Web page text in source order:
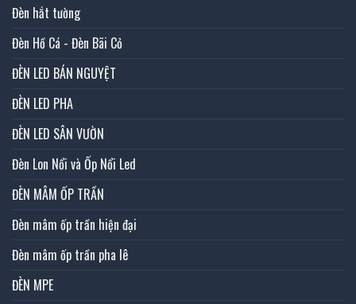
Đèn hắt tường
Đèn Hồ Cá - Đèn Bãi Cỏ
ĐÈN LED BÁN NGUYỆT
ĐÈN LED PHA
ĐÈN LED SÂN VƯỜN
Đèn Lon Nổi và Ốp Nổi Led
ĐÈN MÂM ỐP TRẦN
Đèn mâm ốp trần hiện đại
Đèn mâm ốp trần pha lê
ĐÈN MPE